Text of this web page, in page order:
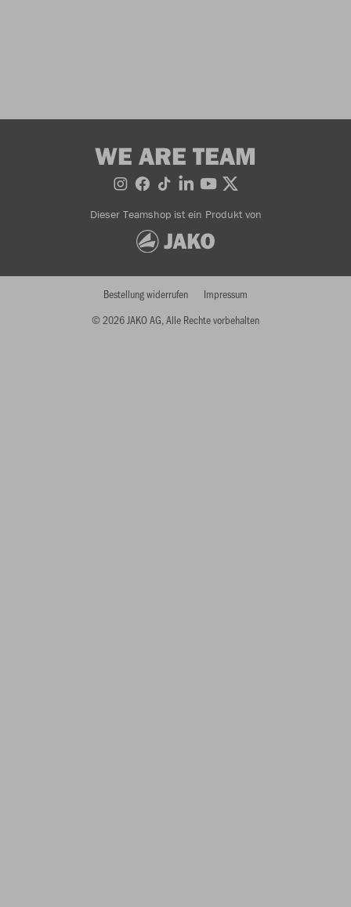
WE ARE TEAM
Dieser Teamshop ist ein Produkt von
© 2026 JAKO AG, Alle Rechte vorbehalten
Bestellung widerrufen Impressum